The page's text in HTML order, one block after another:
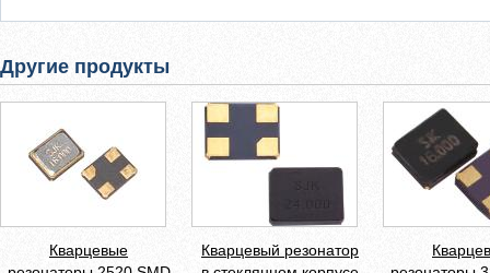
Другие продукты
Кварцевые
Кварцевый резонатор